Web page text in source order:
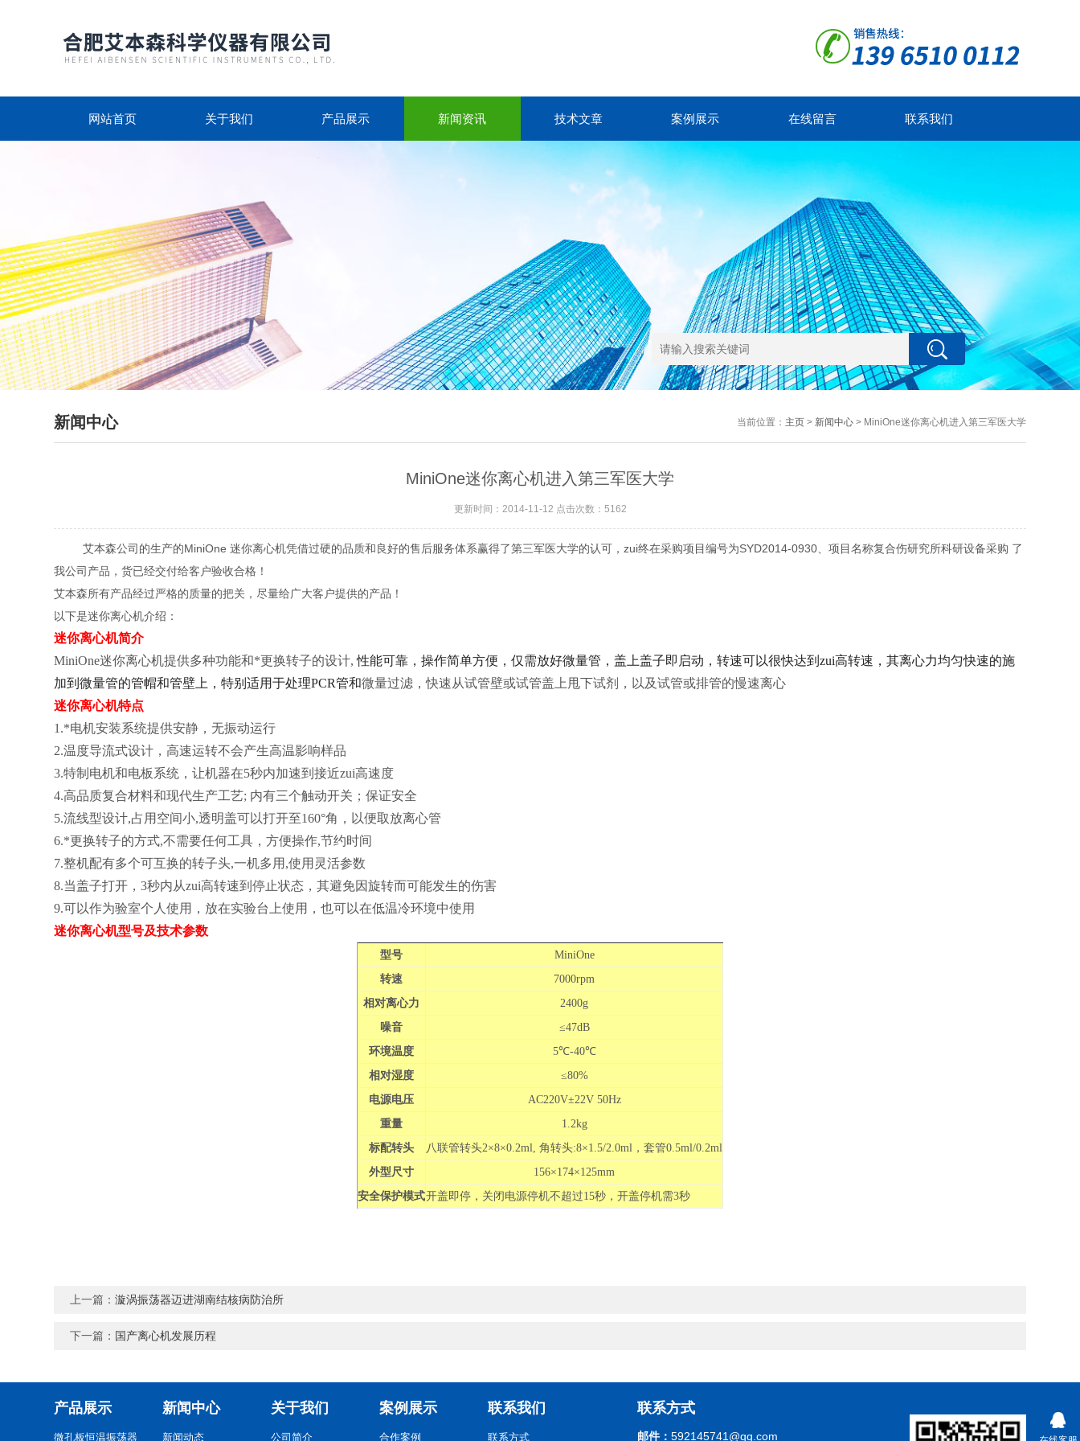
网站首页 关于我们 产品展示 新闻资讯 技术文章 案例展示 在线留言 联系我们
新闻中心 当前位置： 主页> 新闻中心> MiniOne迷你离心机进入第三军医大学
MiniOne迷你离心机进入第三军医大学
更新时间：2014-11-12 点击次数：5162
艾本森公司的生产的MiniOne 迷你离心机凭借过硬的品质和良好的售后服务体系赢得了第三军医大学的认可，zui终在采购项目编号为SYD2014-0930、项目名称复合伤研究所科研设备采购 了
我公司产品，货已经交付给客户验收合格！
艾本森所有产品经过严格的质量的把关，尽量给广大客户提供的产品！
以下是迷你离心机介绍：
迷你离心机简介
MiniOne迷你离心机提供多种功能和*更换转子的设计, 性能可靠，操作简单方便，仅需放好微量管，盖上盖子即启动，转速可以很快达到zui高转速，其离心力均匀快速的施
加到微量管的管帽和管壁上，特别适用于处理PCR管和微量过滤，快速从试管壁或试管盖上甩下试剂，以及试管或排管的慢速离心
迷你离心机特点
1.*电机安装系统提供安静，无振动运行
2.温度导流式设计，高速运转不会产生高温影响样品
3.特制电机和电板系统，让机器在5秒内加速到接近zui高速度
4.高品质复合材料和现代生产工艺; 内有三个触动开关；保证安全
5.流线型设计,占用空间小,透明盖可以打开至160°角，以便取放离心管
6.*更换转子的方式,不需要任何工具，方便操作,节约时间
7.整机配有多个可互换的转子头,一机多用,使用灵活参数
8.当盖子打开，3秒内从zui高转速到停止状态，其避免因旋转而可能发生的伤害
9.可以作为验室个人使用，放在实验台上使用，也可以在低温冷环境中使用
迷你离心机型号及技术参数
型号
MiniOne
转速
7000rpm
相对离心力
2400g
噪音
≤47dB
环境温度
5℃-40℃
相对湿度
≤80%
电源电压
AC220V±22V 50Hz
重量
1.2kg
标配转头
八联管转头2×8×0.2ml, 角转头:8×1.5/2.0ml，套管0.5ml/0.2ml
外型尺寸
156×174×125mm
安全保护模式开盖即停，关闭电源停机不超过15秒，开盖停机需3秒
上一篇：漩涡振荡器迈进湖南结核病防治所
下一篇： 国产离心机发展历程
产品展示
微孔板恒温振荡器
新闻中心
新闻动态
关于我们
公司简介
案例展示
合作案例
联系我们
联系方式
联系方式
邮件： 592145741@qq.com